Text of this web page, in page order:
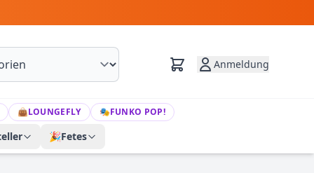
Anmeldung
👜LOUNGEFLY 🎭FUNKO POP!
🎉Fetes